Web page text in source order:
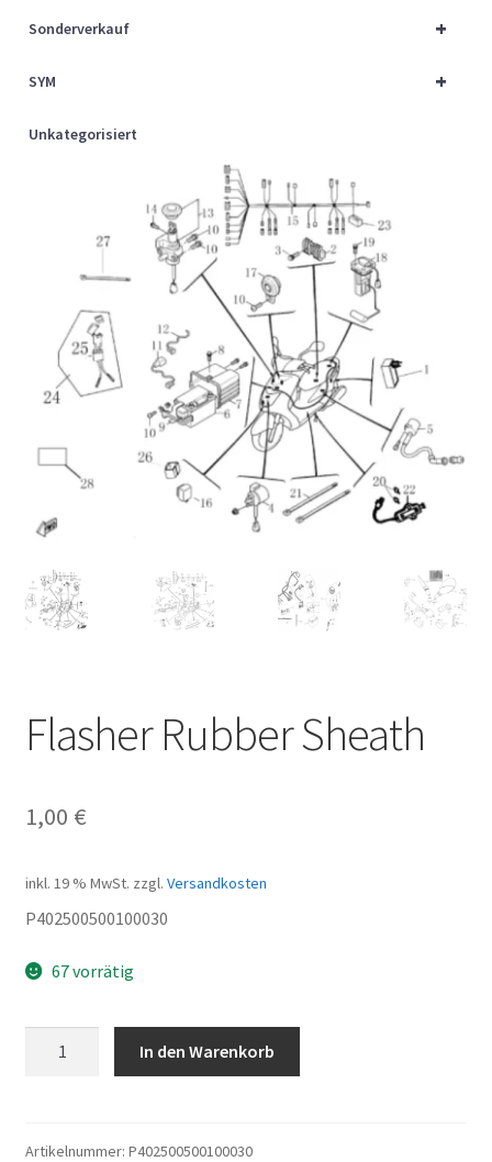
+
Sonderverkauf
+
SYM
Unkategorisiert
Flasher Rubber Sheath
1,00 €
inkl. 19 % MwSt. zzgl. Versandkosten
P402500500100030
67 vorrätig
In den Warenkorb
Artikelnummer: P402500500100030